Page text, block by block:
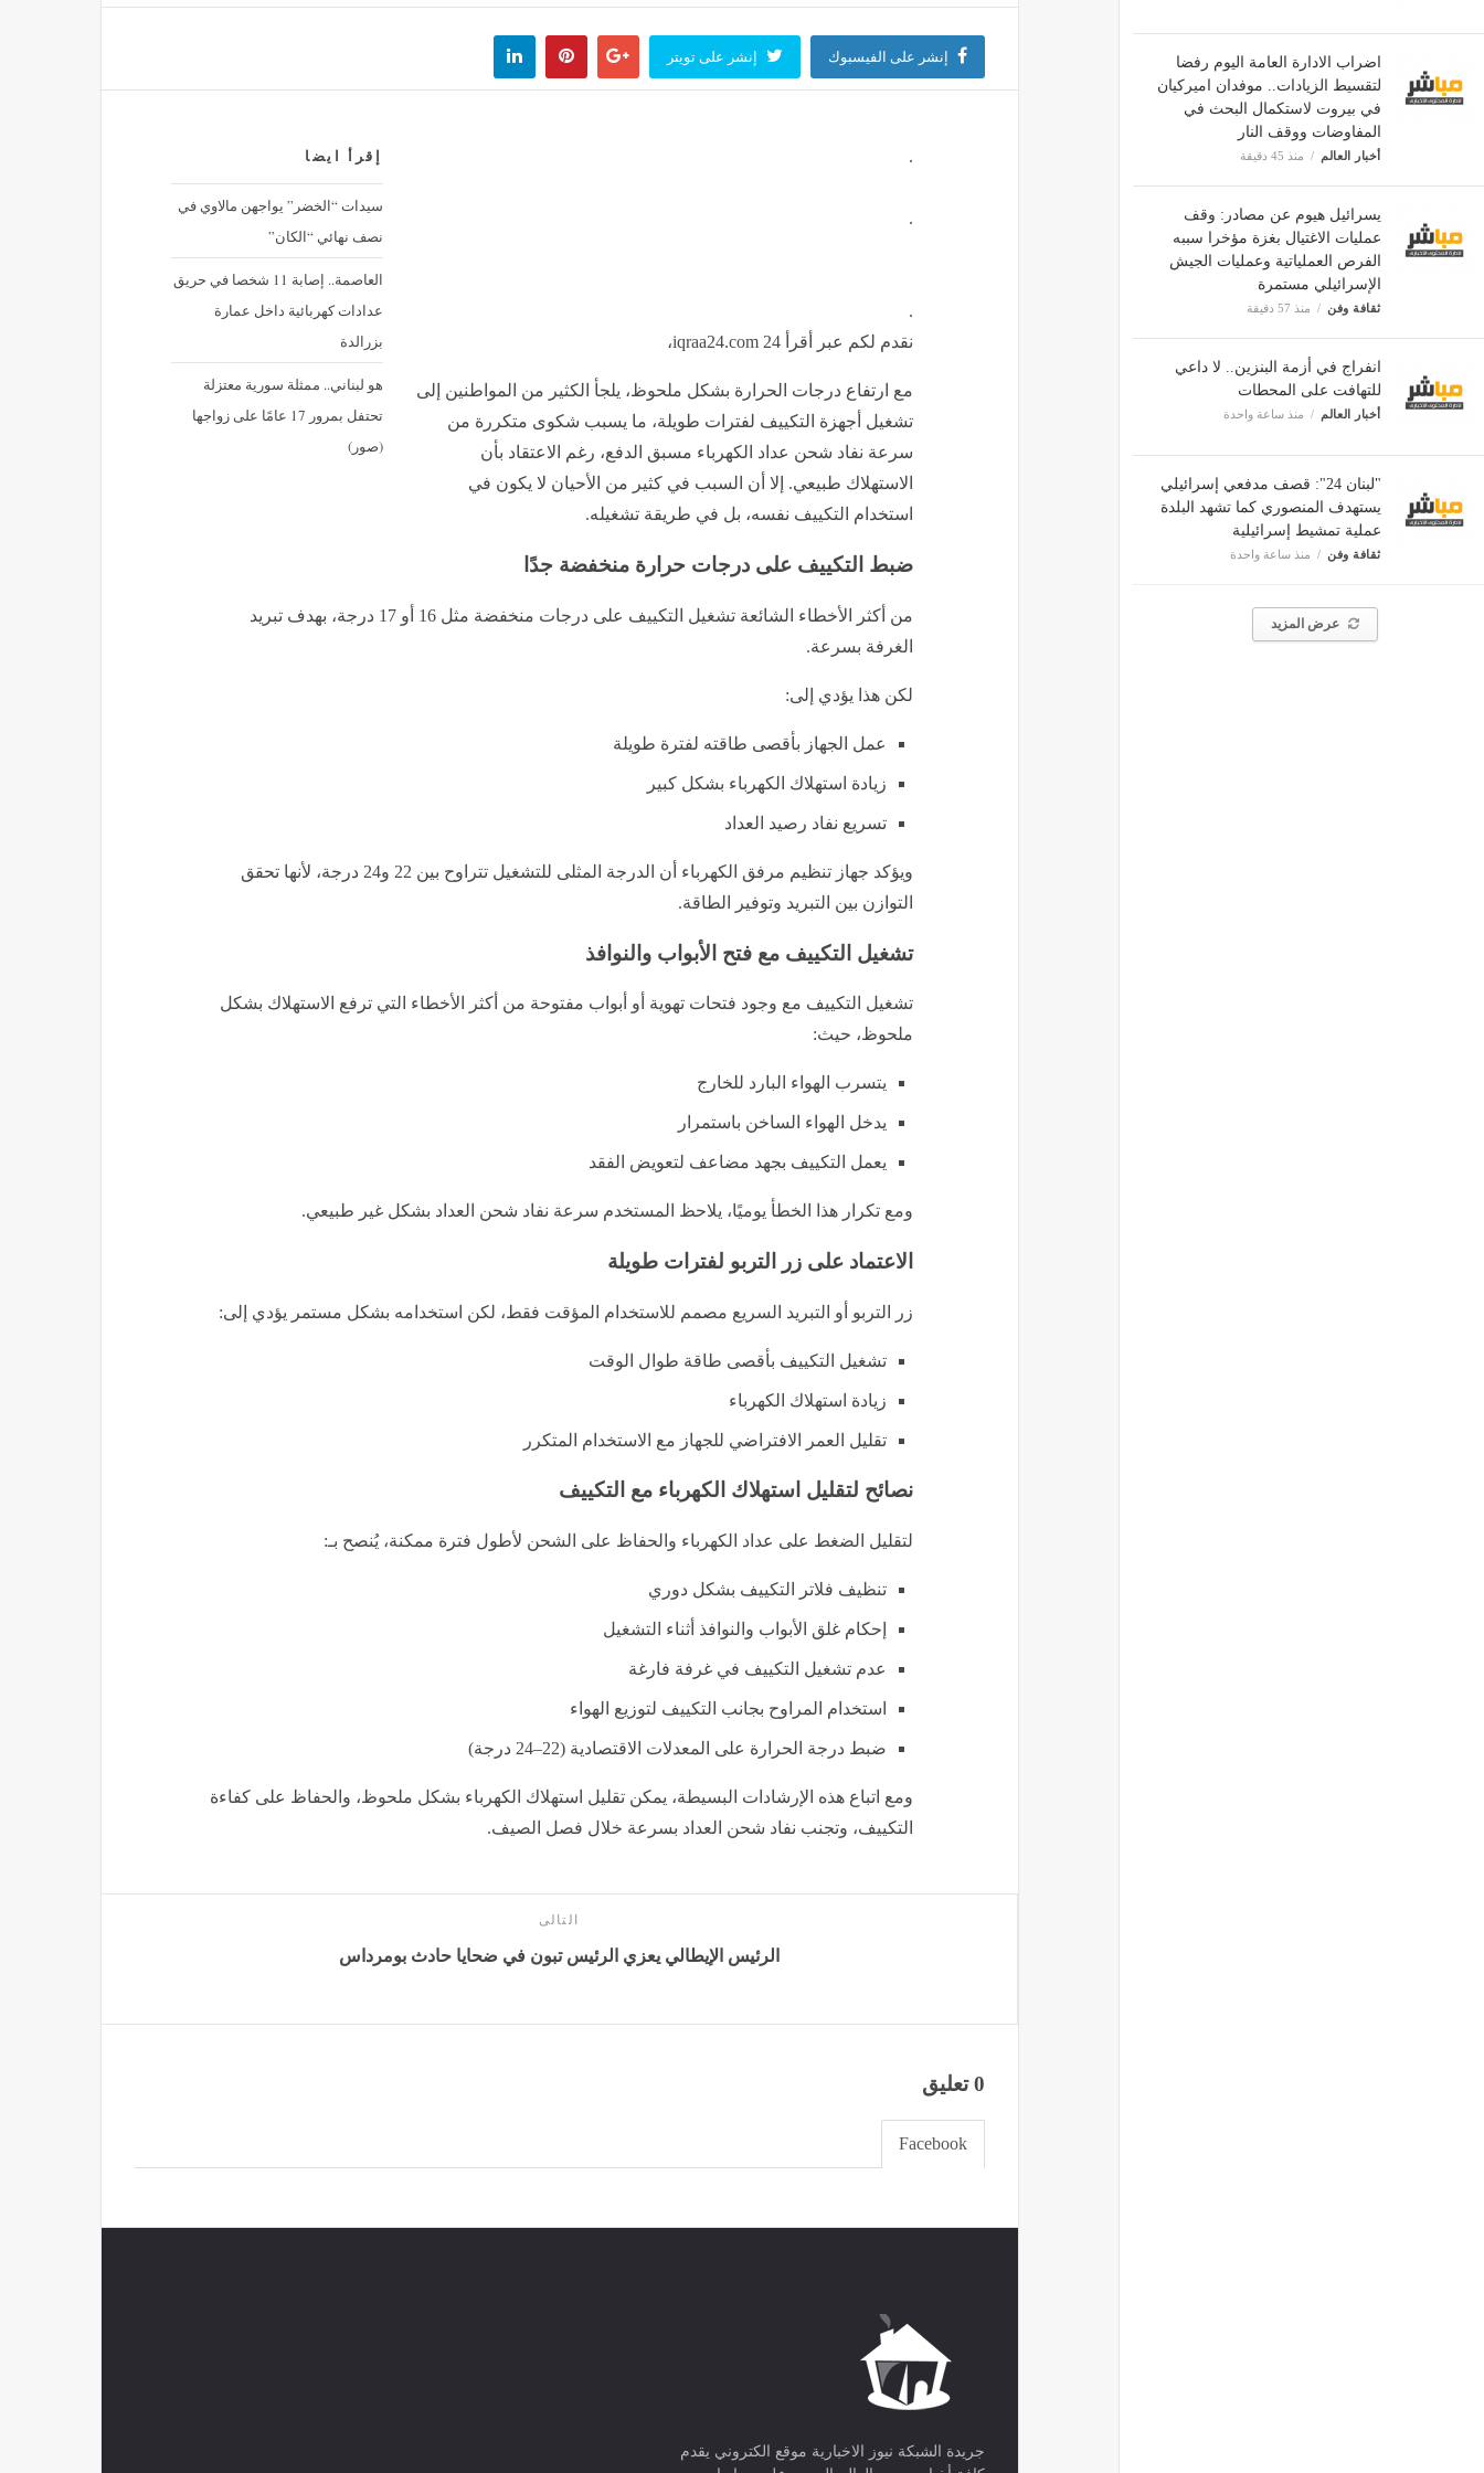
اضراب الادارة العامة اليوم رفضا
لتقسيط الزيادات.. موفدان اميركيان
في بيروت لاستكمال البحث في
المفاوضات ووقف النار
أخبار العالم منذ 45 دقيقة
يسرائيل هيوم عن مصادر: وقف
عمليات الاغتيال بغزة مؤخرا سببه
الفرص العملياتية وعمليات الجيش
الإسرائيلي مستمرة
ثقافة وفن منذ 57 دقيقة
انفراج في أزمة البنزين.. لا داعي
للتهافت على المحطات
أخبار العالم منذ ساعة واحدة
"لبنان 24": قصف مدفعي إسرائيلي
يستهدف المنصوري كما تشهد البلدة
عملية تمشيط إسرائيلية
ثقافة وفن منذ ساعة واحدة
عرض المزيد
إنشر على الفيسبوك إنشر على تويتر
إقرأ ايضا
سيدات “الخضر” يواجهن مالاوي في
نصف نهائي “الكان”
العاصمة.. إصابة 11 شخصا في حريق
عدادات كهربائية داخل عمارة
بزرالدة
هو لبناني.. ممثلة سورية معتزلة
تحتفل بمرور 17 عامًا على زواجها
(صور)
.
.
.
نقدم لكم عبر أقرأ 24 iqraa24.com،
مع ارتفاع درجات الحرارة بشكل ملحوظ، يلجأ الكثير من المواطنين إلى
تشغيل أجهزة التكييف لفترات طويلة، ما يسبب شكوى متكررة من
سرعة نفاد شحن عداد الكهرباء مسبق الدفع، رغم الاعتقاد بأن
الاستهلاك طبيعي. إلا أن السبب في كثير من الأحيان لا يكون في
استخدام التكييف نفسه، بل في طريقة تشغيله.
ضبط التكييف على درجات حرارة منخفضة جدًا
من أكثر الأخطاء الشائعة تشغيل التكييف على درجات منخفضة مثل 16 أو 17 درجة، بهدف تبريد
الغرفة بسرعة.
لكن هذا يؤدي إلى:
عمل الجهاز بأقصى طاقته لفترة طويلة
زيادة استهلاك الكهرباء بشكل كبير
تسريع نفاد رصيد العداد
ويؤكد جهاز تنظيم مرفق الكهرباء أن الدرجة المثلى للتشغيل تتراوح بين 22 و24 درجة، لأنها تحقق
التوازن بين التبريد وتوفير الطاقة.
تشغيل التكييف مع فتح الأبواب والنوافذ
تشغيل التكييف مع وجود فتحات تهوية أو أبواب مفتوحة من أكثر الأخطاء التي ترفع الاستهلاك بشكل
ملحوظ، حيث:
يتسرب الهواء البارد للخارج
يدخل الهواء الساخن باستمرار
يعمل التكييف بجهد مضاعف لتعويض الفقد
ومع تكرار هذا الخطأ يوميًا، يلاحظ المستخدم سرعة نفاد شحن العداد بشكل غير طبيعي.
الاعتماد على زر التربو لفترات طويلة
زر التربو أو التبريد السريع مصمم للاستخدام المؤقت فقط، لكن استخدامه بشكل مستمر يؤدي إلى:
تشغيل التكييف بأقصى طاقة طوال الوقت
زيادة استهلاك الكهرباء
تقليل العمر الافتراضي للجهاز مع الاستخدام المتكرر
نصائح لتقليل استهلاك الكهرباء مع التكييف
لتقليل الضغط على عداد الكهرباء والحفاظ على الشحن لأطول فترة ممكنة، يُنصح بـ:
تنظيف فلاتر التكييف بشكل دوري
إحكام غلق الأبواب والنوافذ أثناء التشغيل
عدم تشغيل التكييف في غرفة فارغة
استخدام المراوح بجانب التكييف لتوزيع الهواء
ضبط درجة الحرارة على المعدلات الاقتصادية (22–24 درجة)
ومع اتباع هذه الإرشادات البسيطة، يمكن تقليل استهلاك الكهرباء بشكل ملحوظ، والحفاظ على كفاءة
التكييف، وتجنب نفاد شحن العداد بسرعة خلال فصل الصيف.
التالى
الرئيس الإيطالي يعزي الرئيس تبون في ضحايا حادث بومرداس
0 تعليق
Facebook
جريدة الشبكة نيوز الاخبارية موقع الكتروني يقدم